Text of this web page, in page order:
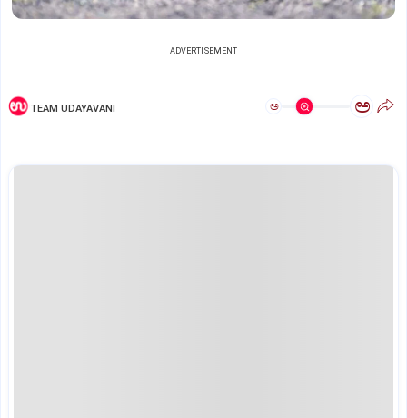
ADVERTISEMENT
TEAM UDAYAVANI ಅ ಅ